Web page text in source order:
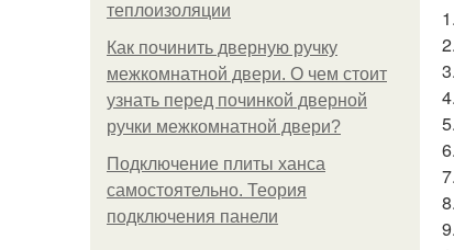
теплоизоляции
Как починить дверную ручку
межкомнатной двери. О чем стоит
узнать перед починкой дверной
ручки межкомнатной двери?
Подключение плиты ханса
самостоятельно. Теория
подключения панели
1.
2.
3.
4.
5.
6.
7.
8.
9.